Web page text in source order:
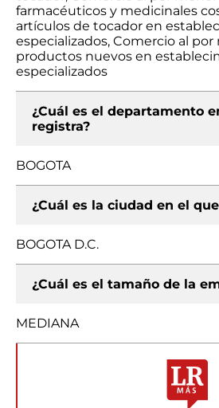
farmacéuticos y medicinales
artículos de tocador en
especializados, Comercio al
productos nuevos en
especializados
¿Cuál es el departamento
registra?
BOGOTA
¿Cuál es la ciudad en el
BOGOTA D.C.
¿Cuál es el tamaño de la
MEDIANA